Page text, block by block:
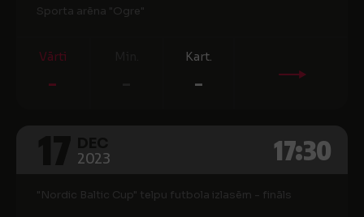
Sporta arēna "Ogre"
Vārti
-
Kart.
-
2023 17:30
"Nordic Baltic Cup" telpu futbola izlasēm - fināls